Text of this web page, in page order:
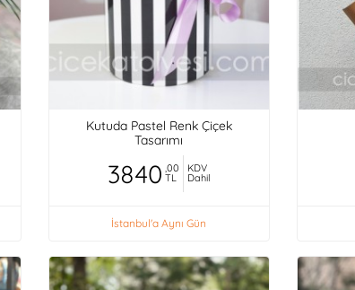
Kutuda Pastel Renk Çiçek
Tasarımı
3840 ,00
TL
KDV
Dahil
İstanbul'a Aynı Gün